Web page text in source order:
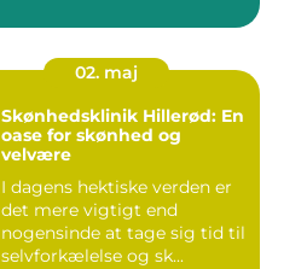
02. maj
Skønhedsklinik Hillerød: En
oase for skønhed og
velvære
I dagens hektiske verden er
det mere vigtigt end
nogensinde at tage sig tid til
selvforkælelse og sk...